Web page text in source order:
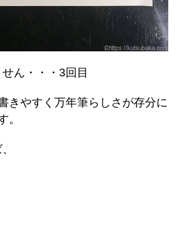
ん・・・3回目
きやすく万年筆らしさが存分に
。